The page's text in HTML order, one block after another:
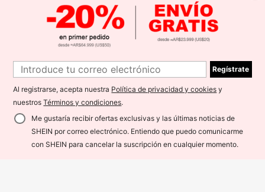
espalda y Bottom con pliegues later
ales, Nuevo Año
¡10% DE DESCUENTO! AÑADIR A LA BOLSA
Regístrate
Al registrarse, acepta nuestra Política de privacidad y cookies y
nuestrosTérminos y condiciones.
Me gustaría recibir ofertas exclusivas y las últimas noticias de
SHEIN por correo electrónico. Entiendo que puedo comunicarme
con SHEIN para cancelar la suscripción en cualquier momento.